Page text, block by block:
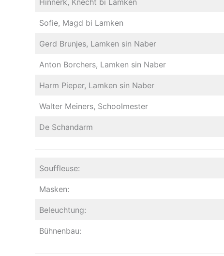
Hinnerk, Knecht bi Lamken
Sofie, Magd bi Lamken
Gerd Brunjes, Lamken sin Naber
Anton Borchers, Lamken sin Naber
Harm Pieper, Lamken sin Naber
Walter Meiners, Schoolmester
De Schandarm
Souffleuse:
Masken:
Beleuchtung:
Bühnenbau: